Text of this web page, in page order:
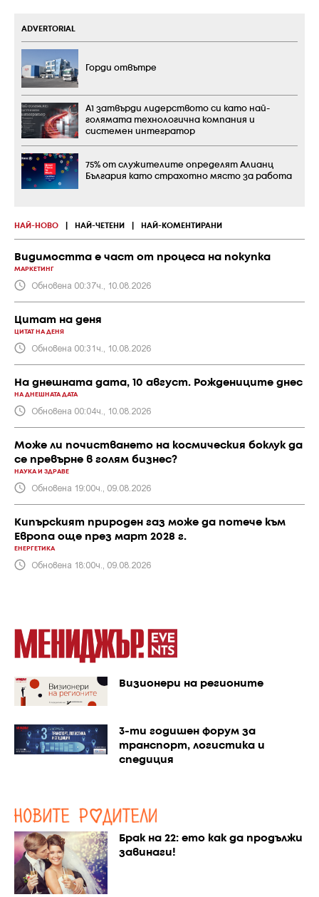
НАЙ-НОВО НАЙ-ЧЕТЕНИ НАЙ-КОМЕНТИРАНИ
Видимостта е част от процеса на покупка
МАРКЕТИНГ
Обновена 00:37ч., 10.08.2026
Цитат на деня
ЦИТАТ НА ДЕНЯ
Обновена 00:31ч., 10.08.2026
На днешната дата, 10 август. Рождениците днес
НА ДНЕШНАТА ДАТА
Обновена 00:04ч., 10.08.2026
Може ли почистването на космическия боклук да
се превърне в голям бизнес?
НАУКА И ЗДРАВЕ
Обновена 19:00ч., 09.08.2026
Кипърският природен газ може да потече към
Европа още през март 2028 г.
ЕНЕРГЕТИКА
Обновена 18:00ч., 09.08.2026
ADVERTORIAL
Горди отвътре
А1 затвърди лидерството си като най-
голямата технологична компания и
системен интегратор
75% от служителите определят Алианц
България като страхотно място за работа
Визионери на регионите
3-ти годишен форум за
транспорт, логистика и
спедиция
Брак на 22: ето как да продължи
завинаги!